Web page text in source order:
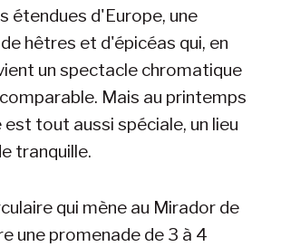
étendues d'Europe, une
hêtres et d'épicéas qui, en
un spectacle chromatique
Mais au printemps
est tout aussi spéciale, un lieu
tranquille.
qui mène au Mirador de
une promenade de 3 à 4